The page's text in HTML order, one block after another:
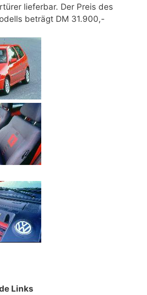
lieferbar. Der Preis des
beträgt DM 31.900,-
Links